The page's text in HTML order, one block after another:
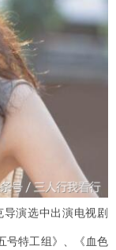
演选中出演电视剧
号特工组》、《血色